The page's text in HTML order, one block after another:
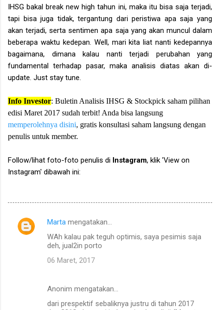
IHSG bakal break new high tahun ini, maka itu bisa saja terjadi,
tapi bisa juga tidak, tergantung dari peristiwa apa saja yang
akan terjadi, serta sentimen apa saja yang akan muncul dalam
beberapa waktu kedepan. Well, mari kita liat nanti kedepannya
bagaimana, dimana kalau nanti terjadi perubahan yang
fundamental terhadap pasar, maka analisis diatas akan di-
update. Just stay tune.
Info Investor: Buletin Analisis IHSG & Stockpick saham pilihan
edisi Maret 2017 sudah terbit! Anda bisa langsung
memperolehnya disini, gratis konsultasi saham langsung dengan
penulis untuk member.
Follow/lihat foto-foto penulis di Instagram, klik 'View on
Instagram' dibawah ini:
K
Marta mengatakan…
WAh kalau pak teguh optimis, saya pesimis saja
deh, jual2in porto
06 Maret, 2017
Anonim mengatakan…
dari prespektif sebaliknya justru di tahun 2017